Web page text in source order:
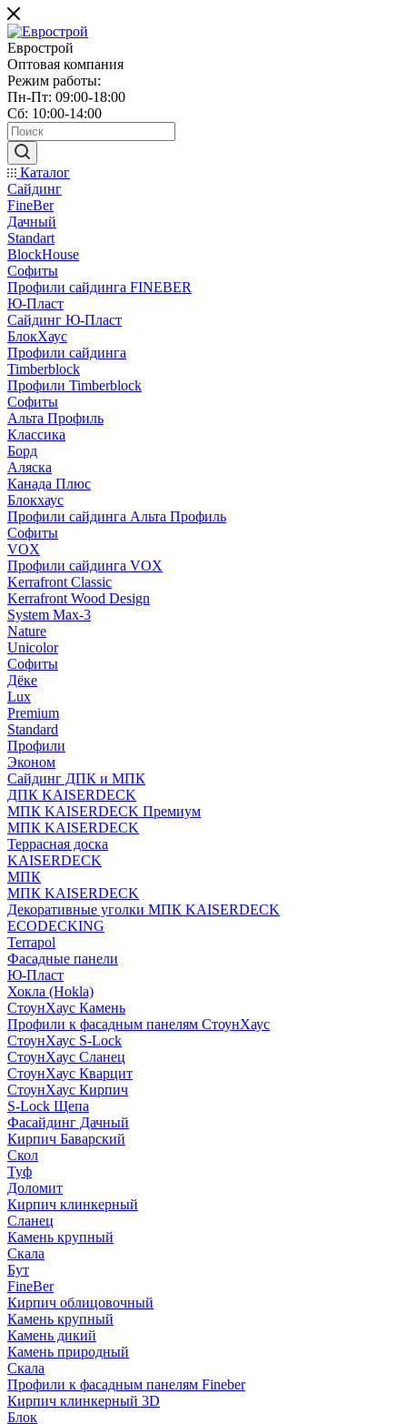
Еврострой
Оптовая компания
Режим работы:
Пн-Пт: 09:00-18:00
Сб: 10:00-14:00
Каталог
Сайдинг
FineBer
Дачный
Standart
BlockHouse
Софиты
Профили сайдинга FINEBER
Ю-Пласт
Сайдинг Ю-Пласт
БлокХаус
Профили сайдинга
Timberblock
Профили Timberblock
Софиты
Альта Профиль
Классика
Борд
Аляска
Канада Плюс
Блокхаус
Профили сайдинга Альта Профиль
Софиты
VOX
Профили сайдинга VOX
Kerrafront Classic
Kerrafront Wood Design
System Max-3
Nature
Unicolor
Софиты
Дёке
Lux
Premium
Standard
Профили
Эконом
Сайдинг ДПК и МПК
ДПК KAISERDECK
МПК KAISERDECK Премиум
МПК KAISERDECK
Террасная доска
KAISERDECK
МПК
МПК KAISERDECK
Декоративные уголки МПК KAISERDECK
ECODECKING
Terrapol
Фасадные панели
Ю-Пласт
Хокла (Hokla)
СтоунХаус Камень
Профили к фасадным панелям СтоунХаус
СтоунХаус S-Lock
СтоунХаус Сланец
СтоунХаус Кварцит
СтоунХаус Кирпич
S-Lock Щепа
Фасайдинг Дачный
Кирпич Баварский
Скол
Туф
Доломит
Кирпич клинкерный
Сланец
Камень крупный
Скала
Бут
FineBer
Кирпич облицовочный
Камень крупный
Камень дикий
Камень природный
Скала
Профили к фасадным панелям Fineber
Кирпич клинкерный 3D
Блок